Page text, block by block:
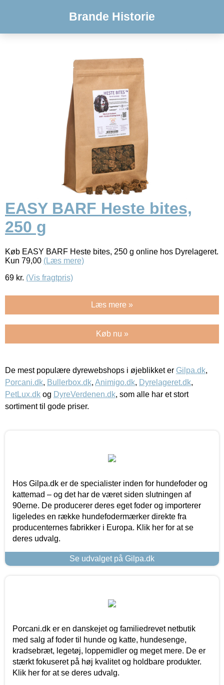
Brande Historie
EASY BARF Heste bites,
250 g
Køb EASY BARF Heste bites, 250 g online hos Dyrelageret.
Kun 79,00 (Læs mere)
69 kr. (Vis fragtpris)
Læs mere »
Køb nu »
De mest populære dyrewebshops i øjeblikket er Gilpa.dk,
Porcani.dk, Bullerbox.dk, Animigo.dk, Dyrelageret.dk,
PetLux.dk og DyreVerdenen.dk, som alle har et stort
sortiment til gode priser.
Hos Gilpa.dk er de specialister inden for hundefoder og
kattemad – og det har de været siden slutningen af
90erne. De producerer deres eget foder og importerer
ligeledes en række hundefodermærker direkte fra
producenternes fabrikker i Europa. Klik her for at se
deres udvalg.
Se udvalget på Gilpa.dk
Porcani.dk er en danskejet og familiedrevet netbutik
med salg af foder til hunde og katte, hundesenge,
kradsebræt, legetøj, loppemidler og meget mere. De er
stærkt fokuseret på høj kvalitet og holdbare produkter.
Klik her for at se deres udvalg.